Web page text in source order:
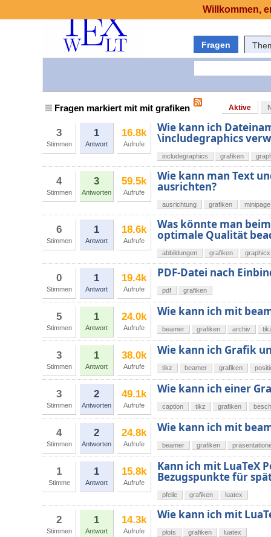
Fragen
Fragen markiert mit mit grafiken Aktive
3
Stimmen
1
Antwort
16.8k
Aufrufe
Wie kann ich
\includegraphics
includegraphics grafiken
4
Stimmen
3
Antworten
59.5k
Aufrufe
Wie kann man Text
ausrichten?
ausrichtung grafiken minipage
6
Stimmen
1
Antwort
18.6k
Aufrufe
Was könnte man
optimale Qualität
abbildungen grafiken graphicx
0
Stimmen
1
Antwort
19.4k
Aufrufe
PDF-Datei nach
pdf grafiken
5
Stimmen
1
Antwort
24.0k
Aufrufe
Wie kann ich mit
beamer grafiken archiv
3
Stimmen
1
Antwort
38.0k
Aufrufe
Wie kann ich Grafik
tikz beamer grafiken
3
Stimmen
2
Antworten
49.1k
Aufrufe
Wie kann ich einer
caption tikz grafiken
4
Stimmen
2
Antworten
24.8k
Aufrufe
Wie kann ich mit
beamer grafiken
1
Stimme
1
Antwort
15.8k
Aufrufe
Kann ich mit LuaTeX
Bezugspunkte für
pfeile grafiken luatex
2
Stimmen
1
Antwort
14.3k
Aufrufe
Wie kann ich mit
plots grafiken luatex
Willkommen,